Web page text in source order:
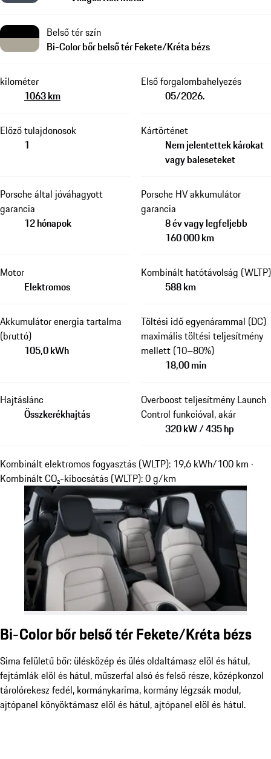
Belső tér szín
Bi-Color bőr belső tér Fekete/Kréta bézs
kilométer
1063 km
Első forgalombahelyezés
05/2026.
Előző tulajdonosok
1
Kártörténet
Nem jelentettek károkat
vagy baleseteket
Porsche által jóváhagyott
garancia
12 hónapok
Porsche HV akkumulátor
garancia
8 év vagy legfeljebb
160 000 km
Motor
Elektromos
Kombinált hatótávolság (WLTP)
588 km
Akkumulátor energia tartalma
(bruttó)
105,0 kWh
Töltési idő egyenárammal (DC)
maximális töltési teljesítmény
mellett (10–80%)
18,00 min
Hajtáslánc
Összkerékhajtás
Overboost teljesítmény Launch
Control funkcióval, akár
320 kW / 435 hp
Kombinált elektromos fogyasztás (WLTP): 19,6 kWh/100 km ·
Kombinált CO₂-kibocsátás (WLTP): 0 g/km
Bi-Color bőr belső tér Fekete/Kréta bézs
Sima felületű bőr: ülésközép és ülés oldaltámasz elöl és hátul,
fejtámlák elöl és hátul, műszerfal alsó és felső része, középkonzol
tárolórekesz fedél, kormánykarima, kormány légzsák modul,
ajtópanel könyöktámasz elöl és hátul, ajtópanel elöl és hátul.